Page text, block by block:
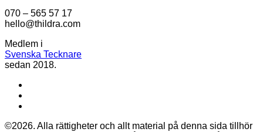
070 – 565 57 17
hello@thildra.com
Medlem i
Svenska Tecknare
sedan 2018.
©2026. Alla rättigheter och allt material på denna sida tillhör